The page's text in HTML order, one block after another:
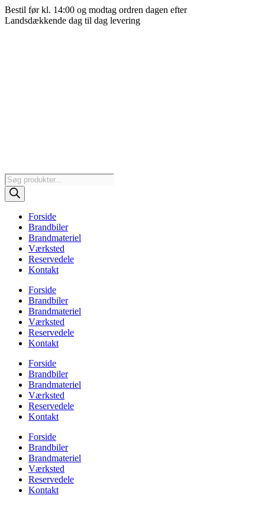
Videre
til
Bestil før kl. 14:00 og modtag ordren dagen efter
Landsdækkende dag til dag levering
Products
search
Forside
Brandbiler
Brandmateriel
Værksted
Reservedele
Kontakt
Forside
Brandbiler
Brandmateriel
Værksted
Reservedele
Kontakt
Forside
Brandbiler
Brandmateriel
Værksted
Reservedele
Kontakt
Forside
Brandbiler
Brandmateriel
Værksted
Reservedele
Kontakt